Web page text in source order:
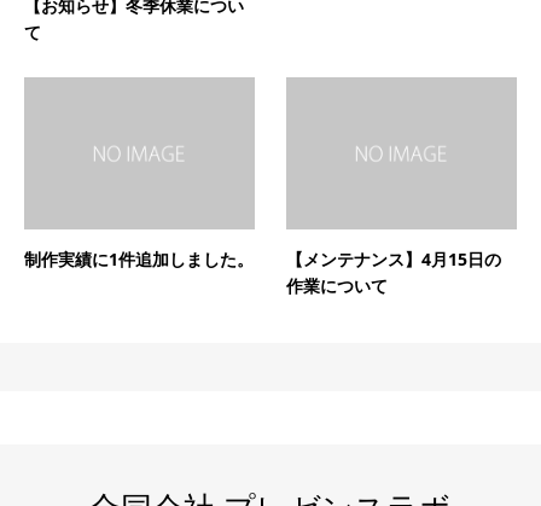
【お知らせ】冬季休業につい
て
制作実績に1件追加しました。
【メンテナンス】4月15日の
作業について